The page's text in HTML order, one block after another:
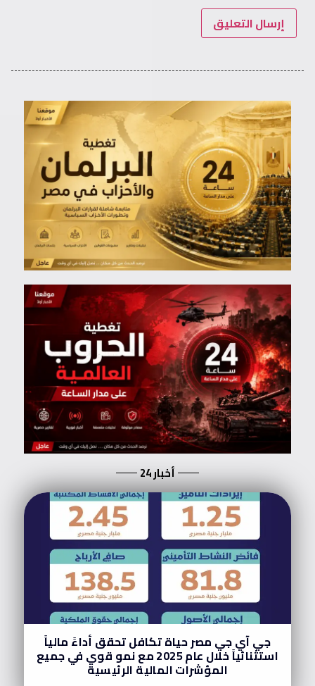
أخبار 24
جي آي جي مصر حياة تكافل تحقق أداءً مالياً
استثنائياً خلال عام 2025 مع نمو قوي في جميع
المؤشرات المالية الرئيسية